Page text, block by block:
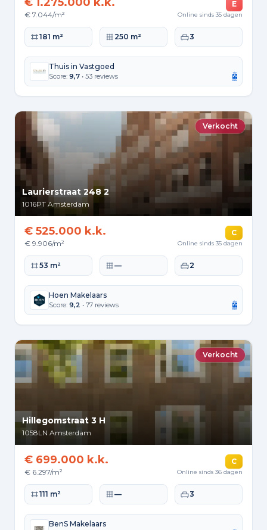
€ 7.044/m²
E
Online sinds 35 dagen
Woonoppervlakte
181 m² Perceeloppervlakte
250 m² Slaapkamers
3
Thuis in Vastgoed
Score: 9,7 • 53 reviews
Verkocht
Laurierstraat 248 2
1016PT Amsterdam
€ 525.000 k.k.
€ 9.906/m²
C
Online sinds 35 dagen
Woonoppervlakte
53 m² Perceeloppervlakte
— Slaapkamers
2
Hoen Makelaars
Score: 9,2 • 77 reviews
Verkocht
Hillegomstraat 3 H
1058LN Amsterdam
€ 699.000 k.k.
€ 6.297/m²
C
Online sinds 36 dagen
Woonoppervlakte
111 m² Perceeloppervlakte
— Slaapkamers
3
BenS Makelaars